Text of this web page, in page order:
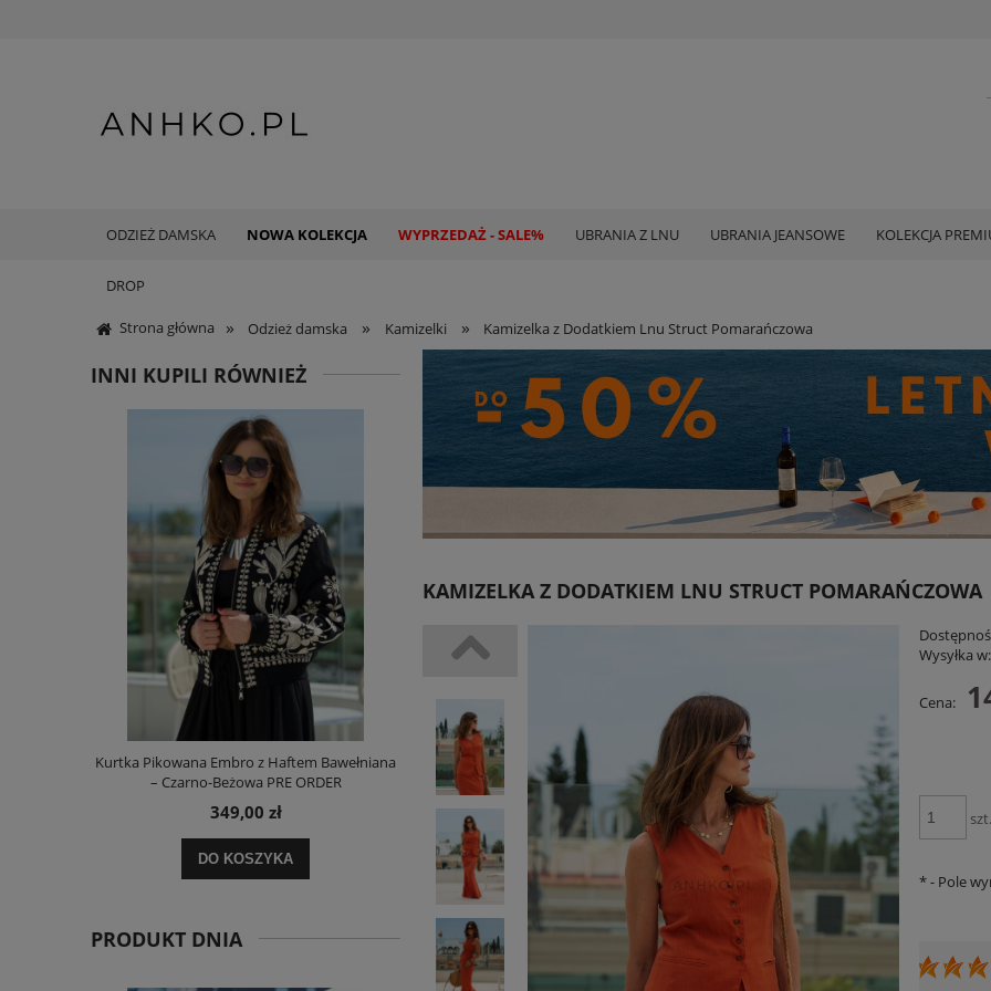
ODZIEŻ DAMSKA NOWA KOLEKCJA WYPRZEDAŻ - SALE% UBRANIA Z LNU UBRANIA JEANSOWE KOLEKCJA
DROP
Strona główna » Odzież damska » Kamizelki » Kamizelka z Dodatkiem Lnu Struct Pomarańczowa
INNI KUPILI RÓWNIEŻ
Kurtka Pikowana Embro z Haftem Bawełniana
– Czarno-Beżowa PRE ORDER
349,00 zł
DO KOSZYKA
Sukienka Lniana Charllote Bloom Taupe
199,00 zł
DO KOSZYKA
Spodnie RelaxFit Czerwone
159,00 zł
DO KOSZYKA
PRODUKT DNIA
KAMIZELKA Z DODATKIEM LNU STRUCT POMARAŃCZOWA
Wysyłka w:
Cena:
szt.
*- Pole